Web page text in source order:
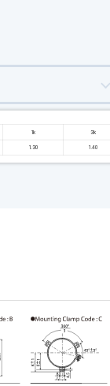
1k 3k
1.30 1.40